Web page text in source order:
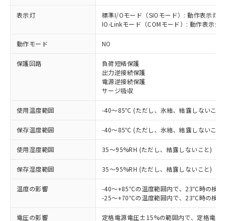
表示灯
標準I/Oモード（SIOモード）: 動作表示灯(
IO-Linkモード（COMモード）: 動作表示
動作モード NO
保護回路
負荷短絡保護
出力逆接続保護
電源逆接続保護
サージ吸収
使用温度範囲 -40～85℃ (ただし、氷結、結露しないこと)
保存温度範囲 -40～85℃ (ただし、氷結、結露しないこと)
使用湿度範囲 35～95%RH (ただし、結露しないこと)
保存湿度範囲 35～95%RH (ただし、結露しないこと)
温度の影響
-40～+85℃の温度範囲内で、23℃時の検
-25～+70℃の温度範囲内で、23℃時の検
電圧の影響 定格電源電圧±15%の範囲内で、定格電
ご利用条件
以下の条件をお読みいただき、同意のうえ
ご利用ください。
本サービスは、当社制御機器事業取扱
商品の当社在庫状況および標準価格
(税抜)を提供させていただくもので
当社制御機器事業取扱商品の中には、
※1 対応状況
対応済み：EU RoHS指令（10物質）の
非含有に対応した製品が提供可能な商品で
対応予定：EU RoHS指令（10物質）の非含
有に対応した製品に切り替える予定のある
対応予定なし：EU RoHS指令（10物質）の
非含有に非対応の商品で、対応品を出す予
定はありません。
非含有の対応状況を調査中または確認中の
商品です。
非該当品：ライセンス料など無形物で、有
害物質有無と関係のない商品です。
仕入先様の事情により、非含有部品として
※1 中国RoHS○×表
「○」：最大均質材料含有率が中国RoHSの
基準値以下であることを示します。
「×」：最大均質材料含有率が中国RoHSの